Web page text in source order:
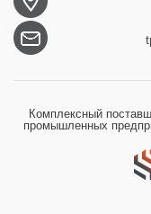
Комплексный
промышленных